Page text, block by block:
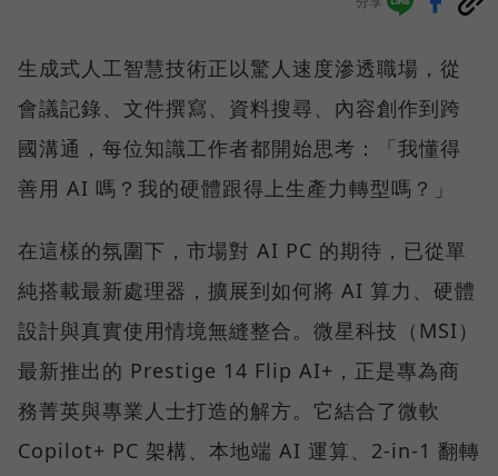
生成式人工智慧技術正以驚人速度滲透職場，從
會議記錄、文件撰寫、資料搜尋、內容創作到跨
國溝通，每位知識工作者都開始思考：「我懂得
善用 AI 嗎？我的硬體跟得上生產力轉型嗎？」
在這樣的氛圍下，市場對 AI PC 的期待，已從單
純搭載最新處理器，擴展到如何將 AI 算力、硬體
設計與真實使用情境無縫整合。微星科技（MSI）
最新推出的 Prestige 14 Flip AI+，正是專為商
務菁英與專業人士打造的解方。它結合了微軟
Copilot+ PC 架構、本地端 AI 運算、2-in-1 翻轉